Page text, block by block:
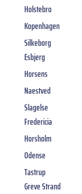
Holstebro
Kopenhagen
Silkeborg
Esbjerg
Horsens
Naestved
Slagelse
Fredericia
Horsholm
Odense
Tastrup
Greve Strand